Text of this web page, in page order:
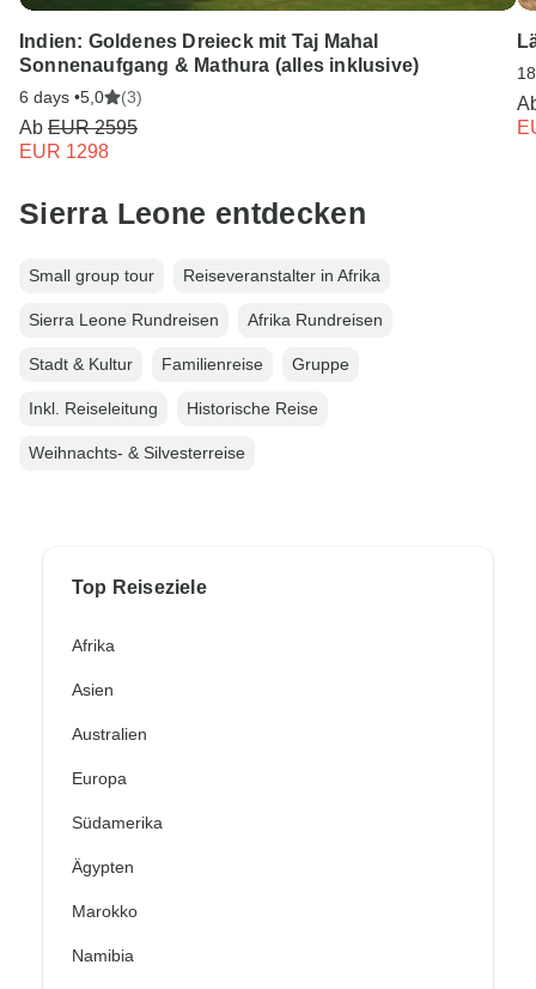
Indien: Goldenes Dreieck mit Taj Mahal
Sonnenaufgang & Mathura (alles inklusive)
6 days •5,0 (3)
Ab EUR 2595
EUR 1298
Sierra Leone entdecken
Small group tour Reiseveranstalter in Afrika
Sierra Leone Rundreisen Afrika Rundreisen
Stadt & Kultur Familienreise Gruppe
Inkl. Reiseleitung Historische Reise
Weihnachts- & Silvesterreise
Top Reiseziele
Afrika
Asien
Australien
Europa
Südamerika
Ägypten
Marokko
Namibia